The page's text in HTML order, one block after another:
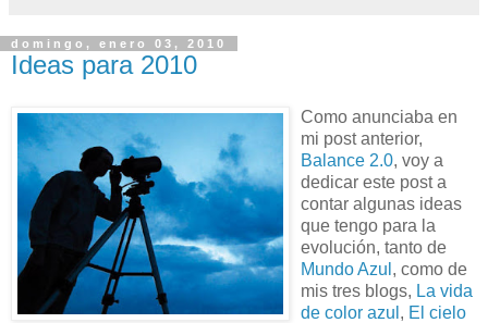
domingo, enero 03, 2010
Ideas para 2010
Como anunciaba en
mi post anterior,
Balance 2.0, voy a
dedicar este post a
contar algunas ideas
que tengo para la
evolución, tanto de
Mundo Azul , como de
mis tres blogs, La vida
de color azul , El cielo